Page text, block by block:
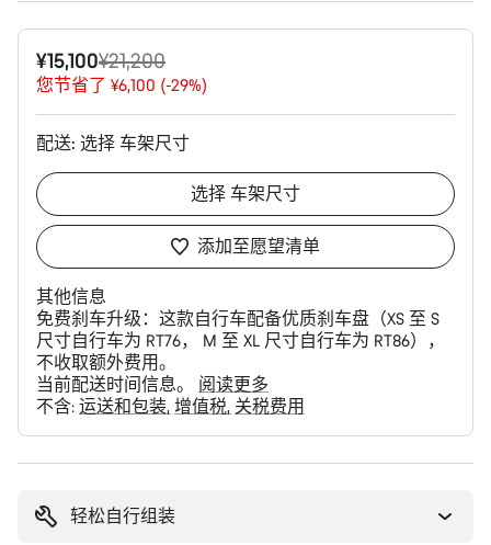
¥15,100
原
价
¥21,200
您节省了 ¥6,100 (-29%)
配送: 选择 车架尺寸
选择 车架尺寸
添加至愿望清单
其他信息
免费刹车升级： 这款自行车配备优质刹车盘（XS 至 S
尺寸自行车为 RT76， M 至 XL 尺寸自行车为 RT86），
不收取额外费用。
当前配送时间信息。 阅读更多
不含: 运送和包装 增值税 关税费用
轻松自行组装